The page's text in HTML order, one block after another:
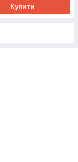
Купити